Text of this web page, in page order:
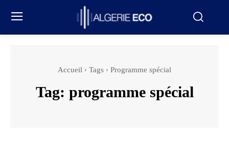
Accueil Tags Programme spécial
Tag: programme spécial